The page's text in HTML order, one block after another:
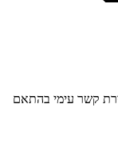
קשר עימי בהתאם